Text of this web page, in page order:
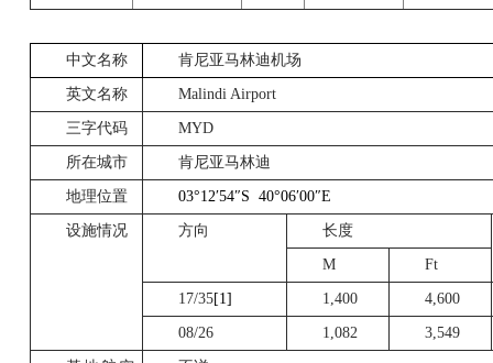
中文名称 肯尼亚马林迪机场
英文名称 Malindi Airport
三字代码 MYD
所在城市 肯尼亚马林迪
地理位置 03°12′54″S 40°06′00″E
设施情况 方向 长度
M Ft
17/35[1] 1,400 4,600
08/26 1,082 3,549